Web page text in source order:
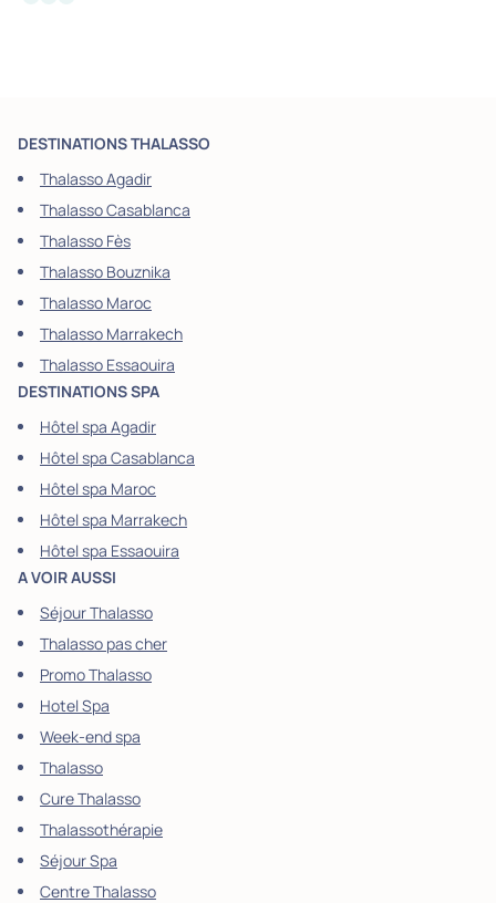
DESTINATIONS THALASSO
Thalasso Agadir
Thalasso Casablanca
Thalasso Fès
Thalasso Bouznika
Thalasso Maroc
Thalasso Marrakech
Thalasso Essaouira
DESTINATIONS SPA
Hôtel spa Agadir
Hôtel spa Casablanca
Hôtel spa Maroc
Hôtel spa Marrakech
Hôtel spa Essaouira
A VOIR AUSSI
Séjour Thalasso
Thalasso pas cher
Promo Thalasso
Hotel Spa
Week-end spa
Thalasso
Cure Thalasso
Thalassothérapie
Séjour Spa
Centre Thalasso